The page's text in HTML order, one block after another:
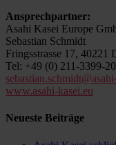
Ansprechpartner:
Asahi Kasei Europe
Sebastian Schmidt
Fringsstrasse 17, 40221
Tel: +49 (0) 211-3399-
www.asahi-kasei.eu
Neueste Beiträge